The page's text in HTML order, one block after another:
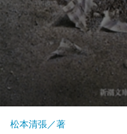
松本清張／著